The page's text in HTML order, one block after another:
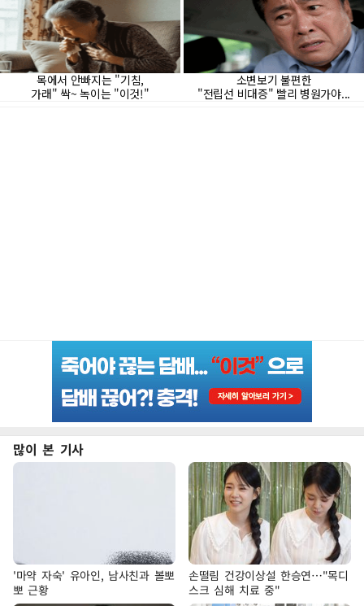
많이 본 기사
'마약 자숙' 유아인, 남사친과 볼뽀
뽀 근황
손떨림 건강이상설 한승연…"목디
스크 심해 치료 중"